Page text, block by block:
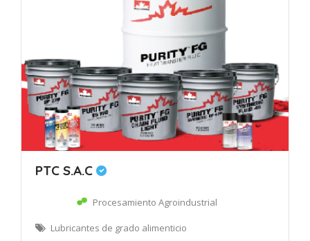
PTC S.A.C
Procesamiento Agroindustrial
Lubricantes de grado alimenticio